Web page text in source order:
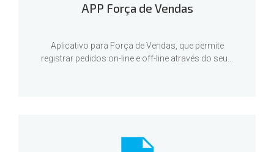
APP Força de Vendas
Aplicativo para Força de Vendas, que permite
registrar pedidos on-line e off-line através do seu...